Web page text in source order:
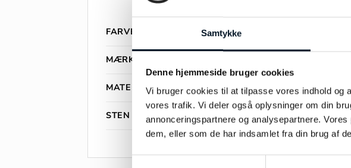
Samtykke
Denne hjemmeside bruger cookies
Vi bruger cookies til at tilpasse vores indhold og
vores trafik. Vi deler også oplysninger om din
annonceringspartnere og analysepartnere.
dem, eller som de har indsamlet fra din brug af
Samtykkevalg
FARVE
MÆRKE
MATERIALE
STEN